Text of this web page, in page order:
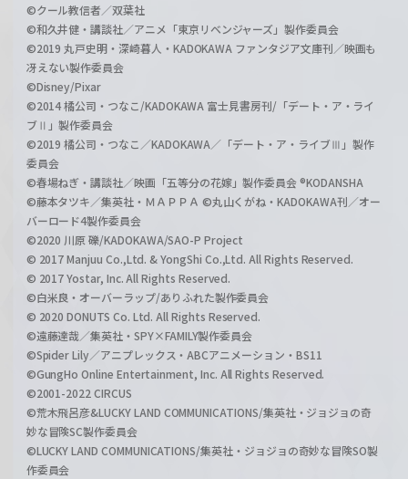
©クール教信者／双葉社
©和久井健・講談社／アニメ「東京リベンジャーズ」製作委員会
©2019 丸戸史明・深崎暮人・KADOKAWA ファンタジア文庫刊／映画も
冴えない製作委員会
©Disney/Pixar
©2014 橘公司・つなこ/KADOKAWA 富士見書房刊/「デート・ア・ライ
ブⅡ」製作委員会
©2019 橘公司・つなこ／KADOKAWA／「デート・ア・ライブⅢ」製作
委員会
©春場ねぎ・講談社／映画「五等分の花嫁」製作委員会 ®KODANSHA
©藤本タツキ／集英社・ＭＡＰＰＡ ©丸山くがね・KADOKAWA刊／オー
バーロード4製作委員会
©2020 川原 礫/KADOKAWA/SAO-P Project
© 2017 Manjuu Co.,Ltd. & YongShi Co.,Ltd. All Rights Reserved.
© 2017 Yostar, Inc. All Rights Reserved.
©白米良・オーバーラップ/ありふれた製作委員会
© 2020 DONUTS Co. Ltd. All Rights Reserved.
©遠藤達哉／集英社・SPY×FAMILY製作委員会
©Spider Lily／アニプレックス・ABCアニメーション・BS11
©GungHo Online Entertainment, Inc. All Rights Reserved.
©2001-2022 CIRCUS
©荒木飛呂彦&LUCKY LAND COMMUNICATIONS/集英社・ジョジョの奇
妙な冒険SC製作委員会
©LUCKY LAND COMMUNICATIONS/集英社・ジョジョの奇妙な冒険SO製
作委員会